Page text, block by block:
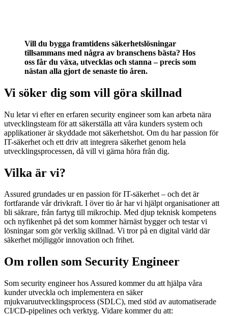
Vill du bygga framtidens säkerhetslösningar
tillsammans med några av branschens bästa? Hos
oss får du växa, utvecklas och stanna – precis som
nästan alla gjort de senaste tio åren.
Vi söker dig som vill göra skillnad
Nu letar vi efter en erfaren security engineer som kan arbeta nära
utvecklingsteam för att säkerställa att våra kunders system och
applikationer är skyddade mot säkerhetshot. Om du har passion för
IT-säkerhet och ett driv att integrera säkerhet genom hela
utvecklingsprocessen, då vill vi gärna höra från dig.
Vilka är vi?
Assured grundades ur en passion för IT-säkerhet – och det är
fortfarande vår drivkraft. I över tio år har vi hjälpt organisationer att
bli säkrare, från fartyg till mikrochip. Med djup teknisk kompetens
och nyfikenhet på det som kommer härnäst bygger och testar vi
lösningar som gör verklig skillnad. Vi tror på en digital värld där
säkerhet möjliggör innovation och frihet.
Om rollen som Security Engineer
Som security engineer hos Assured kommer du att hjälpa våra
kunder utveckla och implementera en säker
mjukvaruutvecklingsprocess (SDLC), med stöd av automatiserade
CI/CD-pipelines och verktyg. Vidare kommer du att: